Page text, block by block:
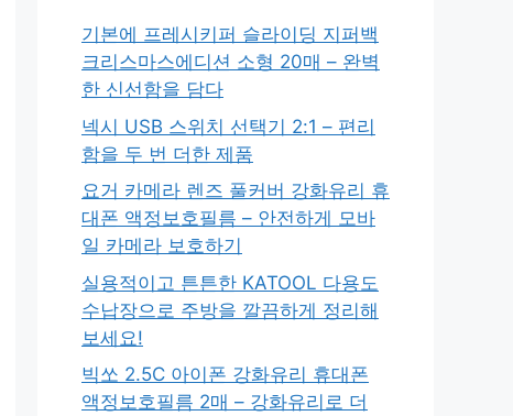
기본에 프레시키퍼 슬라이딩 지퍼백
크리스마스에디션 소형 20매 – 완벽
한 신선함을 담다
넥시 USB 스위치 선택기 2:1 – 편리
함을 두 번 더한 제품
요거 카메라 렌즈 풀커버 강화유리 휴
대폰 액정보호필름 – 안전하게 모바
일 카메라 보호하기
실용적이고 튼튼한 KATOOL 다용도
수납장으로 주방을 깔끔하게 정리해
보세요!
빅쏘 2.5C 아이폰 강화유리 휴대폰
액정보호필름 2매 – 강화유리로 더